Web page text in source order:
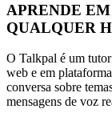
APRENDE
QUALQUER
O Talkpal é um
web e em
conversa sobre
mensagens de voz